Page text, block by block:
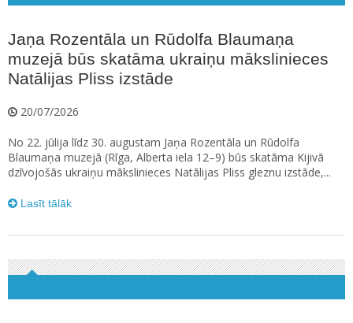
Jaņa Rozentāla un Rūdolfa Blaumaņa
muzejā būs skatāma ukraiņu mākslinieces
Natālijas Pliss izstāde
20/07/2026
No 22. jūlija līdz 30. augustam Jaņa Rozentāla un Rūdolfa
Blaumaņa muzejā (Rīga, Alberta iela 12–9) būs skatāma Kijivā
dzīvojošās ukraiņu mākslinieces Natālijas Pliss gleznu izstāde,...
Lasīt tālāk